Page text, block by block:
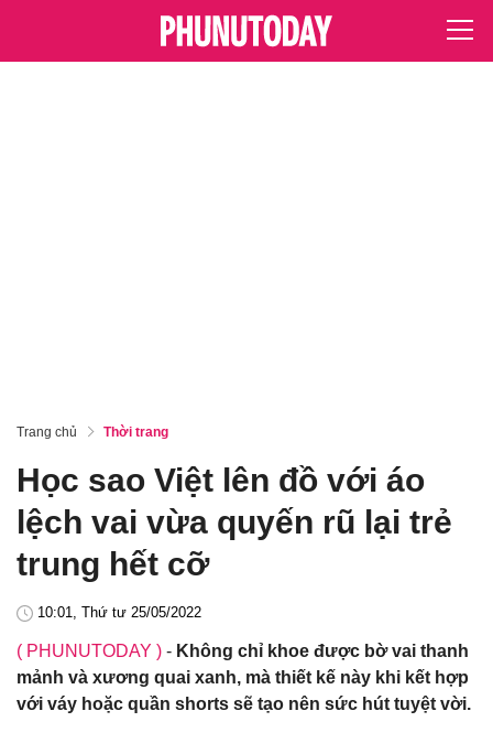
Trang chủ Thời trang
Học sao Việt lên đồ với áo
lệch vai vừa quyến rũ lại trẻ
trung hết cỡ
10:01, Thứ tư 25/05/2022
( PHUNUTODAY ) - Không chỉ khoe được bờ vai thanh
mảnh và xương quai xanh, mà thiết kế này khi kết hợp
với váy hoặc quần shorts sẽ tạo nên sức hút tuyệt vời.